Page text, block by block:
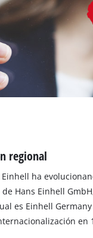
regional
ha
Hans Einhell
es Einhell
en